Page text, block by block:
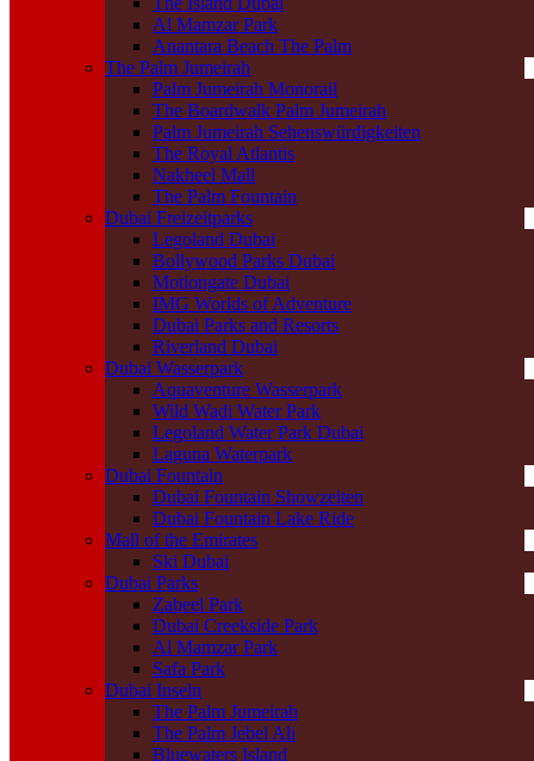
Al Mamzar Park
Anantara Beach The Palm
The Palm Jumeirah
Palm Jumeirah Monorail
The Boardwalk Palm Jumeirah
Palm Jumeirah Sehenswürdigkeiten
The Royal Atlantis
Nakheel Mall
The Palm Fountain
Dubai Freizeitparks
Legoland Dubai
Bollywood Parks Dubai
Motiongate Dubai
IMG Worlds of Adventure
Dubai Parks and Resorts
Riverland Dubai
Dubai Wasserpark
Aquaventure Wasserpark
Wild Wadi Water Park
Legoland Water Park Dubai
Laguna Waterpark
Dubai Fountain
Dubai Fountain Showzeiten
Dubai Fountain Lake Ride
Mall of the Emirates
Ski Dubai
Dubai Parks
Zabeel Park
Dubai Creekside Park
Al Mamzar Park
Safa Park
Dubai Inseln
The Palm Jumeirah
The Palm Jebel Ali
Bluewaters Island